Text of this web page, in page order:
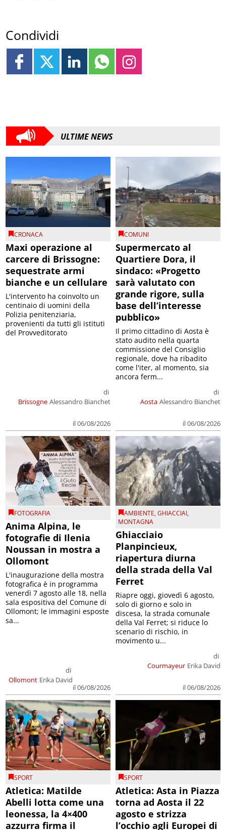
Condividi
ULTIME NEWS
CRONACA
Maxi operazione al
carcere di Brissogne:
sequestrate armi
bianche e un cellulare
Brissogne
di
Alessandro Bianchet
il 06/08/2026
L'intervento ha coinvolto un
centinaio di uomini della
Polizia penitenziaria,
provenienti da tutti gli istituti
del Provveditorato
COMUNI
Supermercato al
Quartiere Dora, il
sindaco: «Progetto
sarà valutato con
grande rigore, sulla
base dell’interesse
pubblico»
Aosta
di
Alessandro Bianchet
il 06/08/2026
Il primo cittadino di Aosta è
stato audito nella quarta
commissione del Consiglio
regionale, dove ha ribadito
come l'iter, al momento, sia
ancora ferm...
FOTOGRAFIA
Anima Alpina, le
fotografie di Ilenia
Noussan in mostra a
Ollomont
Ollomont
di
Erika David
il 06/08/2026
L'inaugurazione della mostra
fotografica è in programma
venerdì 7 agosto alle 18, nella
sala espositiva del Comune di
Ollomont; le immagini esposte
sa...
AMBIENTE,GHIACCIAI,
MONTAGNA
Ghiacciaio
Planpincieux,
riapertura diurna
della strada della Val
Ferret
Courmayeur
di
Erika David
il 06/08/2026
Riapre oggi, giovedì 6 agosto,
solo di giorno e solo in
discesa, la strada comunale
della Val Ferret; si riduce lo
scenario di rischio, in
movimento u...
SPORT
Atletica: Matilde
Abelli lotta come una
leonessa, la 4×400
azzurra firma il
SPORT
Atletica: Asta in Piazza
torna ad Aosta il 22
agosto e strizza
l’occhio agli Europei di